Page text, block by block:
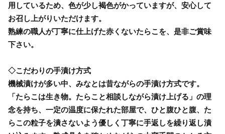
用しているため、色が少し褐色がかっていますが、安心して
お召し上がりいただけます。
熟練の職人が丁寧に仕上げた赤くないたらこを、是非ご賞味
下さい。
◇こだわりの手漬け方式
機械漬けが多い中、みなとは昔ながらの手漬け方式です。
「たらこは生き物。たらこと相談しながら漬け上げる」の理
念を持ち、一定の温度に保たれた部屋で、ひと腹ひと腹、た
らこの粒子を潰さないよう優しく丁寧に手返しを繰り返し漬